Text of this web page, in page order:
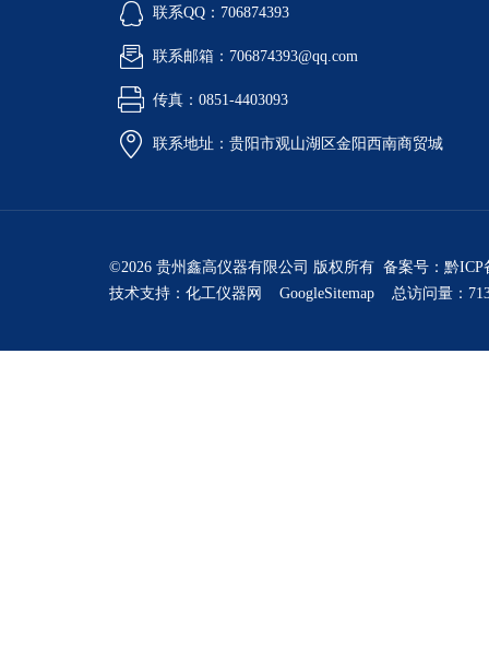
联系QQ：706874393
联系邮箱：706874393@qq.com
传真：0851-4403093
联系地址：贵阳市观山湖区金阳西南商贸城
©2026 贵州鑫高仪器有限公司 版权所有 备案号： 黔ICP
技术支持： 化工仪器网 GoogleSitemap 总访问量：